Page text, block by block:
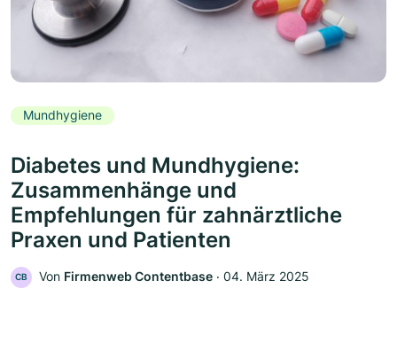
Mundhygiene
Diabetes und Mundhygiene:
Zusammenhänge und
Empfehlungen für zahnärztliche
Praxen und Patienten
CB Von Firmenweb Contentbase ‧ 04. März 2025